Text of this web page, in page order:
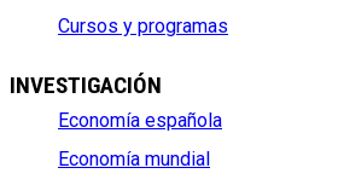
Cursos y programas
INVESTIGACIÓN
Economía española
Economía mundial